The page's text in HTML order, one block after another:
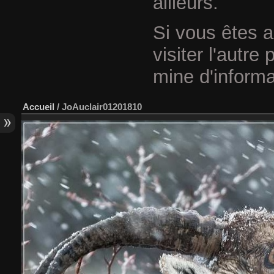
Si vous êtes
visiter l'autre
mine
Accueil / JoAuclair01201810